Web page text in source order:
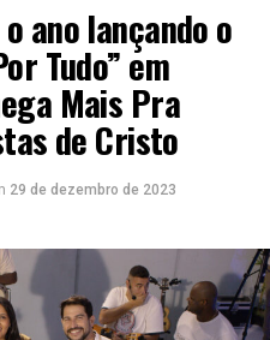
ano lançando o
Tudo” em
Mais Pra
de Cristo
29 de dezembro de 2023